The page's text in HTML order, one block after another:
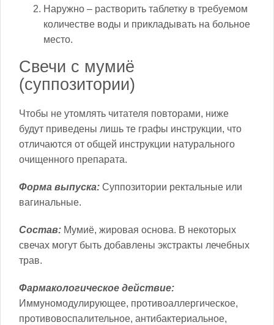
Наружно – растворить таблетку в требуемом
количестве воды и прикладывать на больное
место.
Свечи с мумиё
(суппозитории)
Чтобы не утомлять читателя повторами, ниже
будут приведены лишь те графы инструкции, что
отличаются от общей инструкции натурального
очищенного препарата.
Форма выпуска: Суппозитории ректальные или
вагинальные.
Состав: Мумиё, жировая основа. В некоторых
свечах могут быть добавлены экстракты лечебных
трав.
Фармакологическое действие:
Иммуномодулирующее, противоаллергическое,
противовоспалительное, антибактериальное,